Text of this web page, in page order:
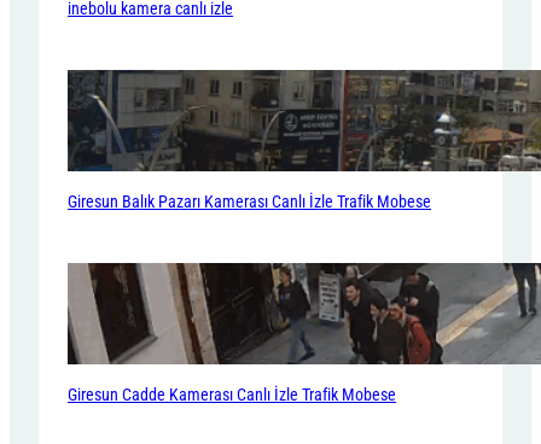
inebolu kamera canlı izle
Giresun Balık Pazarı Kamerası Canlı İzle Trafik Mobese
Giresun Cadde Kamerası Canlı İzle Trafik Mobese